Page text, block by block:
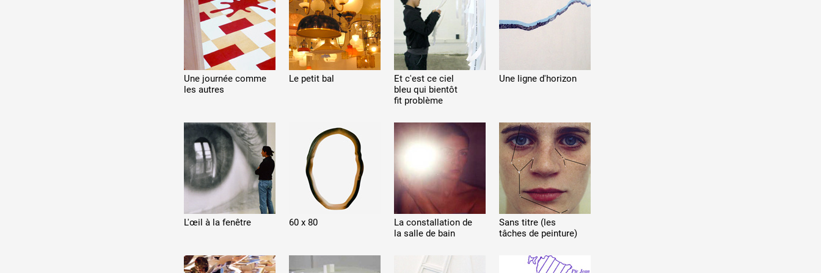
Production vidéo
1% œuvres dans l'espace public
Réseau documents d'artistes
Une journée comme
les autres
Le petit bal
Et c'est ce ciel
bleu qui bientôt
fit problème
Une ligne d'horizon
L'œil à la fenêtre 60 x 80 La constallation de
la salle de bain
Sans titre (les
tâches de peinture)